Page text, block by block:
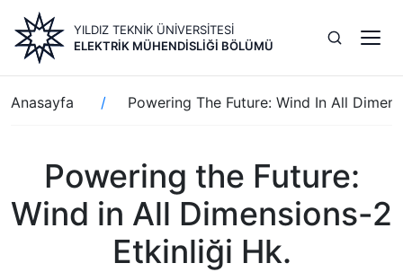
içeriğe
atla
YILDIZ TEKNİK ÜNİVERSİTESİ
ELEKTRIK MÜHENDISLIĞI BÖLÜMÜ
Sayfa
yolu
Anasayfa Powering The Future: Wind In All
Powering the Future:
Wind in All Dimensions-2
Etkinliği Hk.